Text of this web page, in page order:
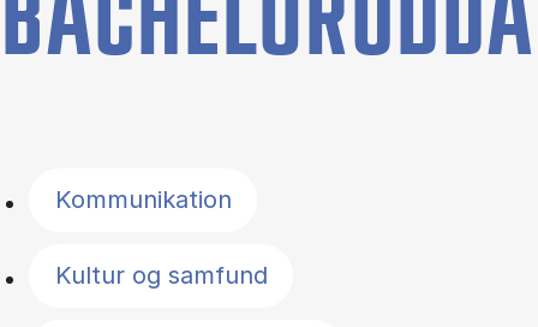
Kommunikation
Kultur og samfund